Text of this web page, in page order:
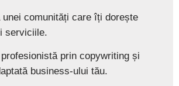
unei comunități care îți dorește
serviciile.
prin copywriting și
business-ului tău.